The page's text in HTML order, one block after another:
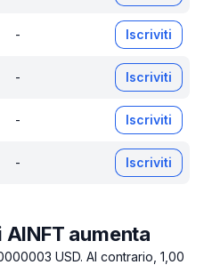
- Iscriviti
- Iscriviti
- Iscriviti
- Iscriviti
aumenta
USD. Al contrario, 1,00